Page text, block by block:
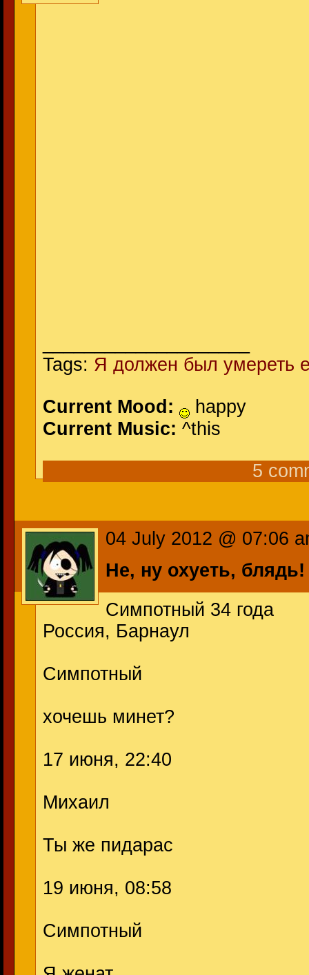
Tags: Я должен был умереть
Current Mood:
happy
Current Music: ^this
5
04 July 2012 @ 07:06
Не, ну охуеть,
Симпотный 34 года
Россия, Барнаул
Симпотный
хочешь минет?
17 июня, 22:40
Михаил
Ты же пидарас
19 июня, 08:58
Симпотный